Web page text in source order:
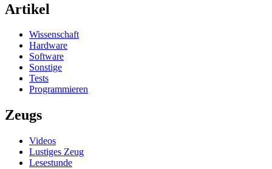
Artikel
Wissenschaft
Hardware
Software
Sonstige
Tests
Programmieren
Zeugs
Videos
Lustiges Zeug
Lesestunde